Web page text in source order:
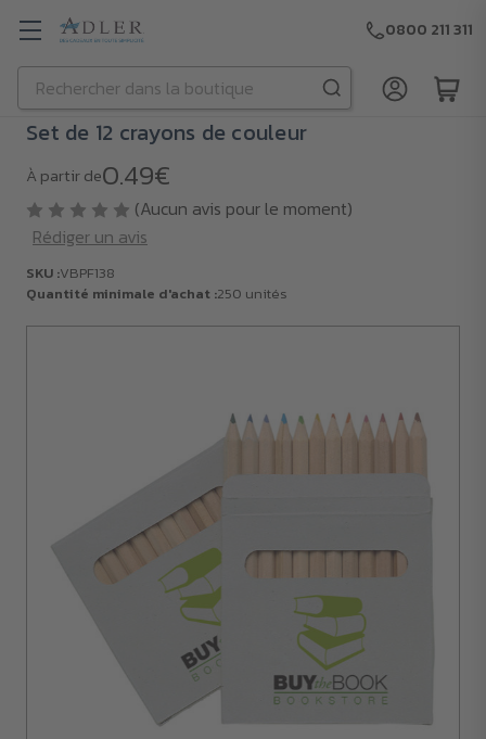
Passer au contenu principal
Rechercher
0800 211 311
Set de 12 crayons de couleur
À partir de0.49€
(Aucun avis pour le moment)
Rédiger un avis
SKU :VBPF138
Quantité minimale d'achat :250 unités